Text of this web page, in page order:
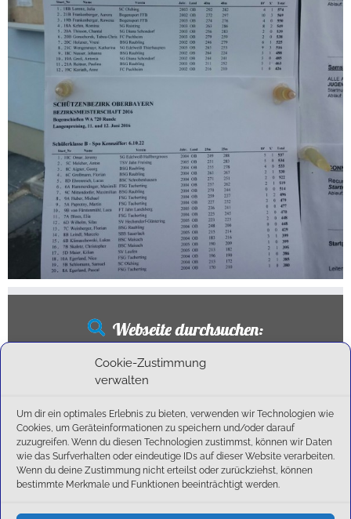
Cookie-Zustimmung
verwalten
Um dir ein optimales Erlebnis zu bieten, verwenden wir Technologien wie
Cookies, um Geräteinformationen zu speichern und/oder darauf
zuzugreifen. Wenn du diesen Technologien zustimmst, können wir Daten
wie das Surfverhalten oder eindeutige IDs auf dieser Website verarbeiten.
Wenn du deine Zustimmung nicht erteilst oder zurückziehst, können
bestimmte Merkmale und Funktionen beeinträchtigt werden.
Webseite durchsuchen:
Neueste Beiträge
Ballschule erweitert!
6:1-Triumph im Heimfinale: Der SC Olching schießt sich zurück in die Landesliga!